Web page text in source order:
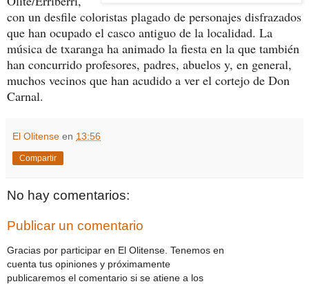
con un desfile coloristas plagado de personajes disfrazados
que han ocupado el casco antiguo de la localidad. La
música de txaranga ha animado la fiesta en la que también
han concurrido profesores, padres, abuelos y, en general,
muchos vecinos que han acudido a ver el cortejo de Don
Carnal.
El Olitense en 13:56
Compartir
No hay comentarios:
Publicar un comentario
Gracias por participar en El Olitense. Tenemos en
cuenta tus opiniones y próximamente
publicaremos el comentario si se atiene a los